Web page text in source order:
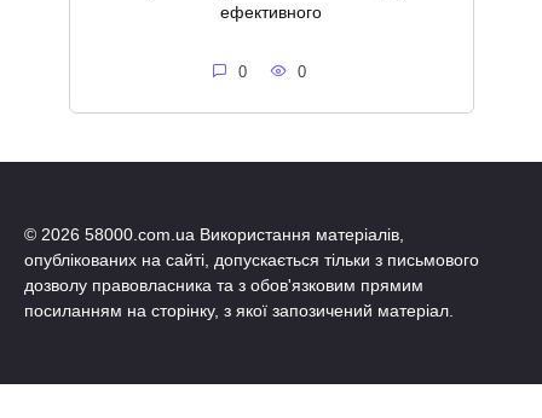
ефективного
0 0
© 2026 58000.com.ua Використання матеріалів,
опублікованих на сайті, допускається тільки з письмового
дозволу правовласника та з обов'язковим прямим
посиланням на сторінку, з якої запозичений матеріал.